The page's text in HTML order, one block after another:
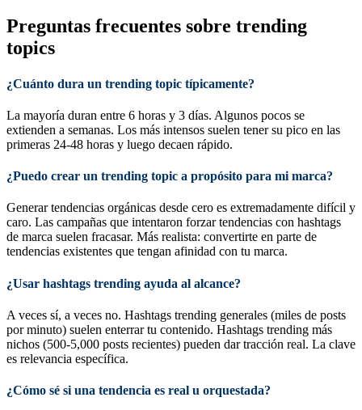
Preguntas frecuentes sobre trending
topics
¿Cuánto dura un trending topic típicamente?
La mayoría duran entre 6 horas y 3 días. Algunos pocos se
extienden a semanas. Los más intensos suelen tener su pico en las
primeras 24-48 horas y luego decaen rápido.
¿Puedo crear un trending topic a propósito para mi marca?
Generar tendencias orgánicas desde cero es extremadamente difícil y
caro. Las campañas que intentaron forzar tendencias con hashtags
de marca suelen fracasar. Más realista: convertirte en parte de
tendencias existentes que tengan afinidad con tu marca.
¿Usar hashtags trending ayuda al alcance?
A veces sí, a veces no. Hashtags trending generales (miles de posts
por minuto) suelen enterrar tu contenido. Hashtags trending más
nichos (500-5,000 posts recientes) pueden dar tracción real. La clave
es relevancia específica.
¿Cómo sé si una tendencia es real u orquestada?